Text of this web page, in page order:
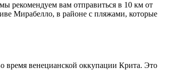
рекомендуем вам отправиться в 10 км от
Мирабелло, в районе с пляжами, которые
время венецианской оккупации Крита. Это